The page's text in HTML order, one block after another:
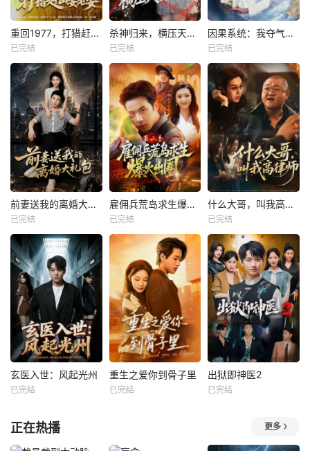
重回1977，打猎赶山娶老婆
已完结
杀神归来，横压天下无敌
已完结
因果系统：我夺气运救苍生
已完结
前妻送我的离婚大礼包
已完结
雇佣兵荒岛求生爆火出圈第二季
已完结
什么大哥，叫我高律师
已完结
玄医入世：风起光州
已完结
重生之爱你到骨子里
已完结
出狱即神医2
已完结
正在热播 更多